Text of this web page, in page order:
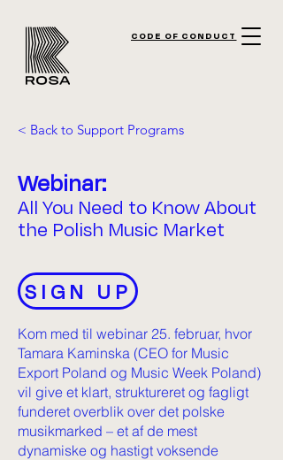
CODE OF CONDUCT
< Back to Support Programs
Webinar:
All You Need to Know About
the Polish Music Market
SIGN UP
Kom med til webinar 25. februar, hvor
Tamara Kaminska (CEO for Music
Export Poland og Music Week Poland)
vil give et klart, struktureret og fagligt
funderet overblik over det polske
musikmarked – et af de mest
dynamiske og hastigt voksende